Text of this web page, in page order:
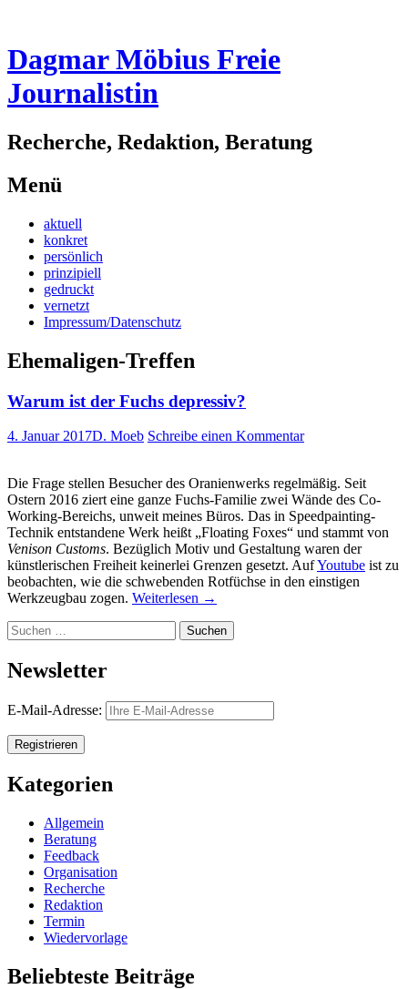
Dagmar Möbius Freie
Journalistin
Recherche, Redaktion, Beratung
Menü
Zum
Inhalt
springen
aktuell
konkret
persönlich
prinzipiell
gedruckt
vernetzt
Impressum/Datenschutz
Ehemaligen-Treffen
Warum ist der Fuchs depressiv?
4. Januar 2017D. Moeb Schreibe einen Kommentar
Die Frage stellen Besucher des Oranienwerks regelmäßig. Seit
Ostern 2016 ziert eine ganze Fuchs-Familie zwei Wände des Co-
Working-Bereichs, unweit meines Büros. Das in Speedpainting-
Technik entstandene Werk heißt „Floating Foxes“ und stammt von
Venison Customs. Bezüglich Motiv und Gestaltung waren der
künstlerischen Freiheit keinerlei Grenzen gesetzt. AufYoutube ist zu
beobachten, wie die schwebenden Rotfüchse in den einstigen
Werkzeugbau zogen. Weiterlesen →
Suchen
nach:
Newsletter
E-Mail-Adresse:
Kategorien
Allgemein
Beratung
Feedback
Organisation
Recherche
Redaktion
Termin
Wiedervorlage
Beliebteste Beiträge